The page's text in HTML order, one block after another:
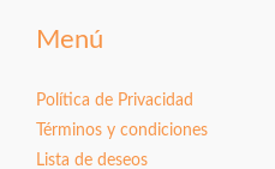
Menú
Política de Privacidad
Términos y condiciones
Lista de deseos